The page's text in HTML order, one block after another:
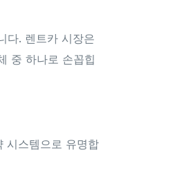
다. 렌트카 시장은
중 하나로 손꼽힙
시스템으로 유명합